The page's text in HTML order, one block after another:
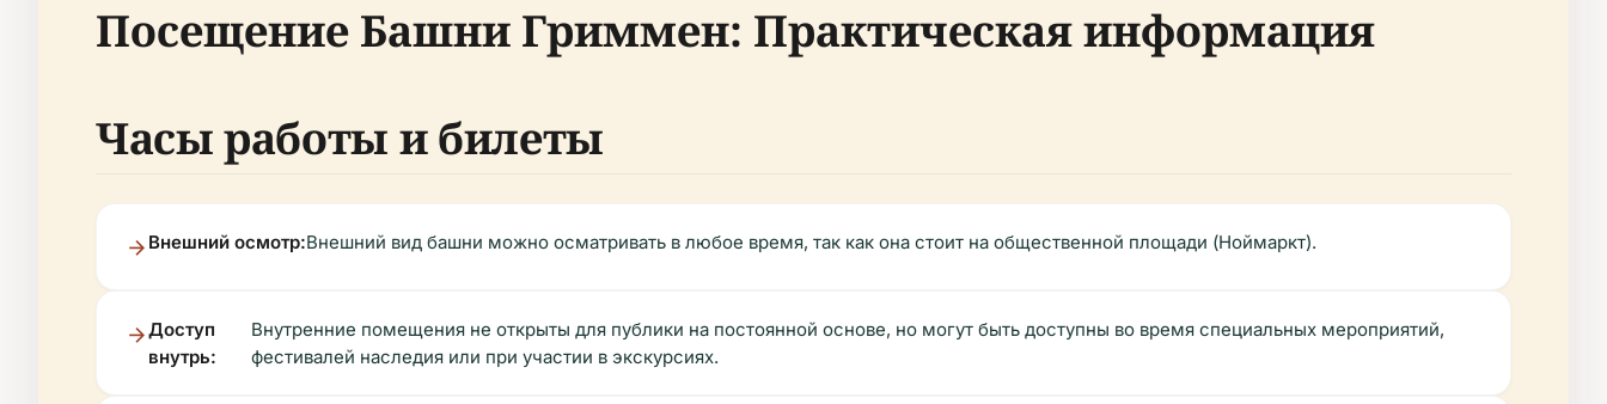
Посещение Башни Гриммен: Практическая информация
Часы работы и билеты
Внешний осмотр:Внешний вид башни можно осматривать в любое время, так как она стоит на общественной площади (Ноймаркт).
Доступ
внутрь:
Внутренние помещения не открыты для публики на постоянной основе, но могут быть доступны во время специальных мероприятий,
фестивалей наследия или при участии в экскурсиях.